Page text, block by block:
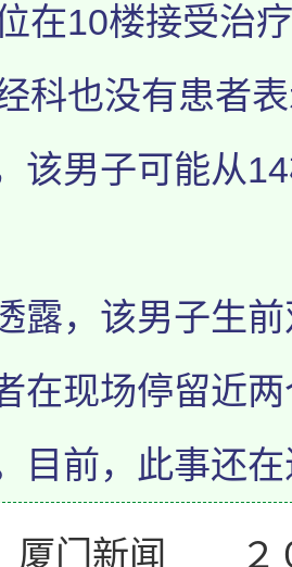
在10楼接受治
科也没有患者
该男子可能从
，该男子生前
在现场停留近
目前，此事还
门新闻 ２０